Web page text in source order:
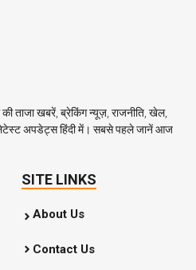
ताजा खबरें, ब्रेकिंग न्यूज़, राजनीति, खेल,
लेटेस्ट अपडेट्स हिंदी में। सबसे पहले जानें आज
SITE LINKS
About Us
Contact Us